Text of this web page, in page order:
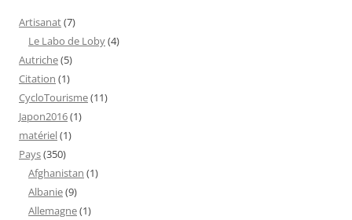
Artisanat(7)
Le Labo de Loby(4)
Autriche(5)
Citation (1)
CycloTourisme(11)
Japon2016(1)
matériel(1)
Pays(350)
Afghanistan (1)
Albanie(9)
Allemagne(1)